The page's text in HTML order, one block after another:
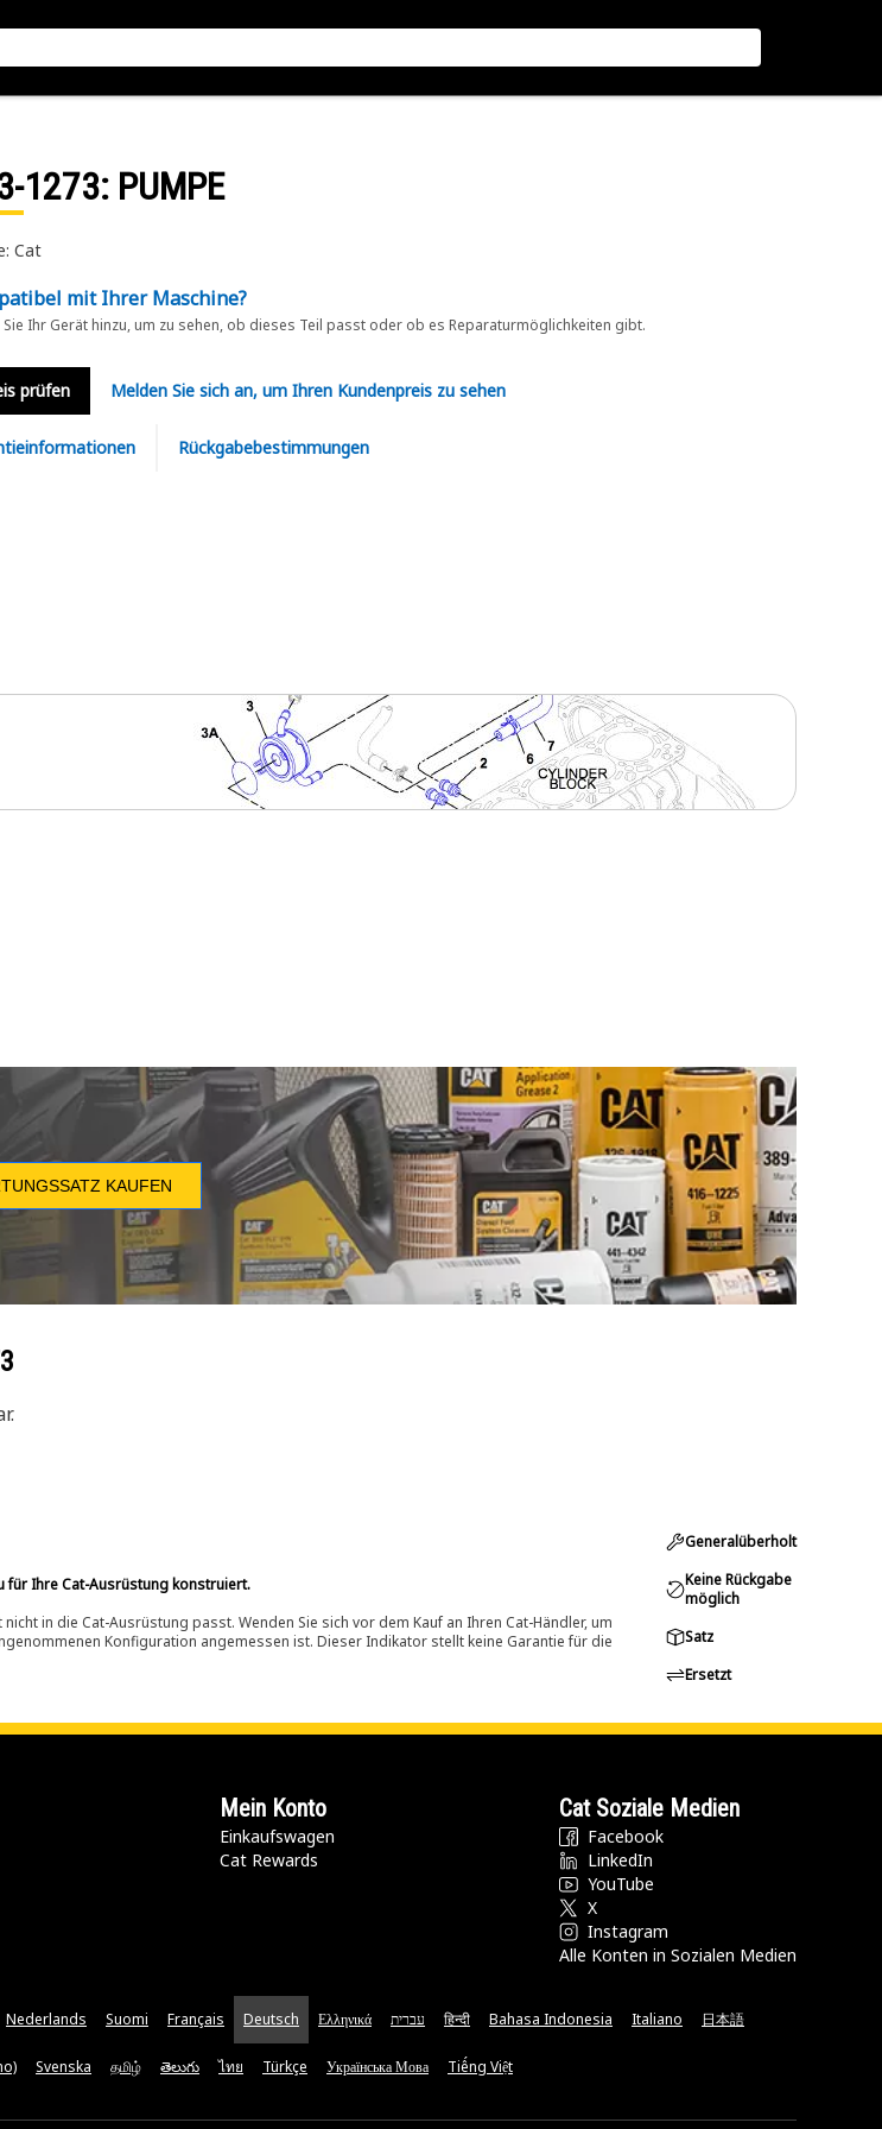
1273: PUMPE
Cat
mit Ihrer Maschine?
Sie Ihr Gerät hinzu, um zu sehen, ob dieses Teil passt oder ob es Reparaturmöglichkeiten gibt.
prüfen Melden Sie sich an, um Ihren Kundenpreis zu sehen
Rückgabebestimmungen
KAUFEN
für Ihre Cat-Ausrüstung konstruiert.
in die Cat-Ausrüstung passt. Wenden Sie sich vor dem Kauf an Ihren Cat-Händler, um
Konfiguration angemessen ist. Dieser Indikator stellt keine Garantie für die
Generalüberholt
Keine Rückgabe
möglich
Satz
Ersetzt
Mein Konto
Einkaufswagen
Cat Rewards
Cat Soziale Medien
Facebook
LinkedIn
YouTube
X
Instagram
Alle Konten in Sozialen Medien
Nederlands Suomi Français Deutsch Ελληνικά עברית हिन्दी Bahasa Indonesia Italiano 日本語
Svenska தமிழ் తెలుగు ไทย Türkçe Українська Мова Tiếng Việt